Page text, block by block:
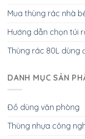
Mua thùng rác nhà
Hướng dẫn chọn túi
Thùng rác 80L dùng
DANH MỤC SẢN
Đồ dùng văn phòng
Thùng nhựa công